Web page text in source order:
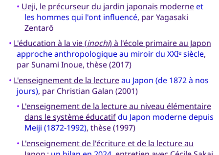
• Ueji, le précurseur du jardin japonais moderneet
les hommes qui l'ont influencé, par Yagasaki
Zentarō
• L'éducation à la vie (inochi) à l'école primaire au Japon
approche anthropologique au miroir du XXIesiècle,
par Sunami Inoue, thèse (2017)
• L'enseignement de la lectureau Japon (de 1872 à nos
jours), par Christian Galan (2001)
• L'enseignement de la lecture au niveau élémentaire
dans le système éducatifdu Japon moderne depuis
Meiji (1872-1992), thèse (1997)
• L'enseignement de l'écriture et de la lecture au